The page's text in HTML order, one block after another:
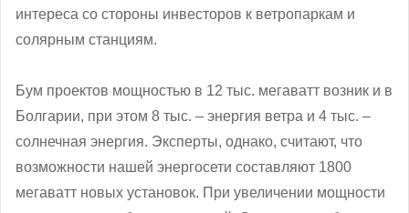
интереса со стороны инвесторов к ветропаркам и
солярным станциям.
Бум проектов мощностью в 12 тыс. мегаватт возник и в
Болгарии, при этом 8 тыс. – энергия ветра и 4 тыс. –
солнечная энергия. Эксперты, однако, считают, что
возможности нашей энергосети составляют 1800
мегаватт новых установок. При увеличении мощности